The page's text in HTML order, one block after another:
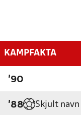
KAMPFAKTA
'90
'88 Skjult navn